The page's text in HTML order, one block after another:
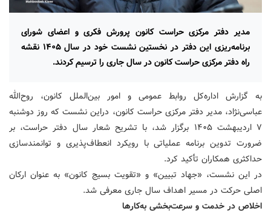
مدیر دفتر مرکزی حراست کانون پرورش فکری و اعضای شورای
برنامه‌ریزی این دفتر در نخستین نشست خود در سال ۱۴۰۵ نقشه
راه دفتر مرکزی حراست کانون در سال جاری را ترسیم کردند.
به گزارش اداره‌کل روابط عمومی و امور بین‌الملل کانون، روح‌الله
عباسی‌نژاد، مدیر دفتر مرکزی حراست کانون، دراین نشست که روز دوشنبه
۷ اردیبهشت ۱۴۰۵ برگزار شد، با تشریح شعار سال دفتر حراست، بر
ضرورت تدوین برنامه عملیاتی با رویکرد انعطاف‌پذیری و توانمندسازی
حداکثری همکاران تأکید کرد.
در این نشست، «جهاد تبیین» و «تقویت بسیج کانون» به عنوان ارکان
اصلی حرکت در مسیر اهداف سال جاری معرفی شد.
اخلاص در خدمت و سرعت‌بخشی به‌کارها